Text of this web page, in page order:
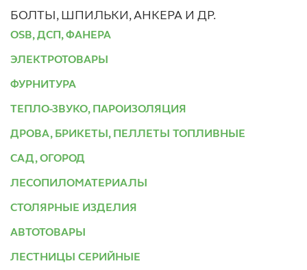
БОЛТЫ, ШПИЛЬКИ, АНКЕРА И ДР.
OSB, ДСП, ФАНЕРА
ЭЛЕКТРОТОВАРЫ
ФУРНИТУРА
ТЕПЛО-ЗВУКО, ПАРОИЗОЛЯЦИЯ
ДРОВА, БРИКЕТЫ, ПЕЛЛЕТЫ ТОПЛИВНЫЕ
САД, ОГОРОД
ЛЕСОПИЛОМАТЕРИАЛЫ
СТОЛЯРНЫЕ ИЗДЕЛИЯ
АВТОТОВАРЫ
ЛЕСТНИЦЫ СЕРИЙНЫЕ